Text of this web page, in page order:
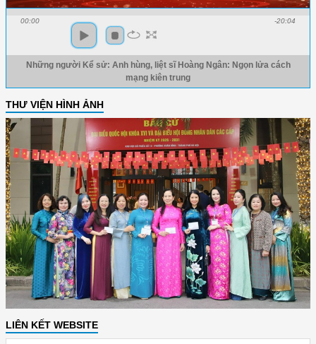
00:00 -20:04
Những người Kể sử: Anh hùng, liệt sĩ Hoàng Ngân: Ngọn lửa cách
mạng kiên trung
THƯ VIỆN HÌNH ẢNH
LIÊN KẾT WEBSITE